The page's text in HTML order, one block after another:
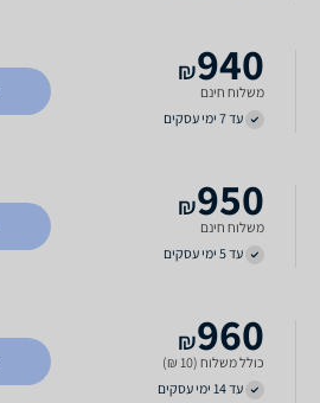
940
₪
משלוח חינם
עד 7 ימי עסקים
950
₪
משלוח חינם
עד 5 ימי עסקים
960
₪
כולל משלוח (10 ₪)
עד 14 ימי עסקים